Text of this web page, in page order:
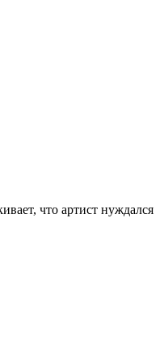
что артист нуждался